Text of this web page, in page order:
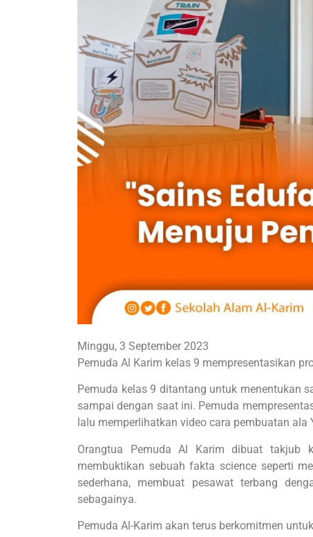
Minggu, 3 September 2023
Pemuda Al Karim kelas 9 mempresentasikan
Pemuda kelas 9 ditantang untuk menentukan
sampai dengan saat ini. Pemuda
lalu memperlihatkan video cara pembuatan ala
Orangtua Pemuda Al Karim dibuat takjub
membuktikan sebuah fakta science seperti
sederhana, membuat pesawat terbang
sebagainya.
Pemuda Al-Karim akan terus berkomitmen